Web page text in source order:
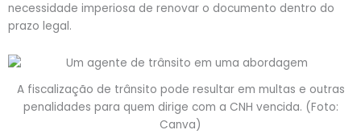
necessidade imperiosa de renovar o documento dentro do
prazo legal.
A fiscalização de trânsito pode resultar em multas e outras
penalidades para quem dirige com a CNH vencida. (Foto:
Canva)